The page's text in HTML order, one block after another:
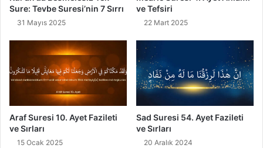
Sure: Tevbe Suresi’nin 7 Sırrı
31 Mayıs 2025
ve Tefsiri
22 Mart 2025
Araf Suresi 10. Ayet Fazileti
ve Sırları
15 Ocak 2025
Sad Suresi 54. Ayet Fazileti
ve Sırları
20 Aralık 2024